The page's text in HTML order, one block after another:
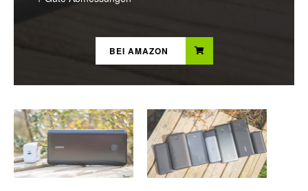
BEI AMAZON